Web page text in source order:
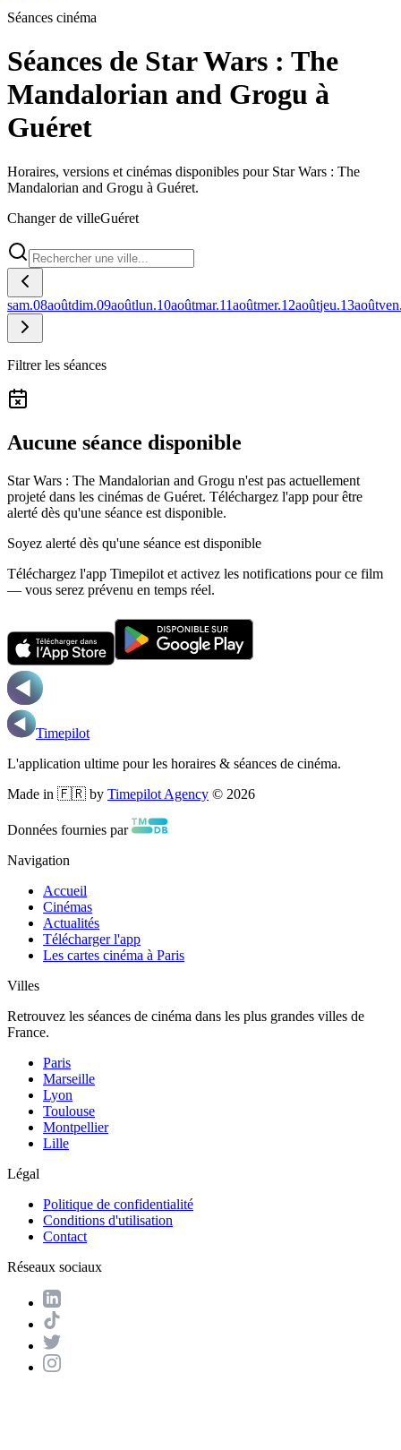
Séances cinéma
Séances de Star Wars : The
Mandalorian and Grogu à
Guéret
Horaires, versions et cinémas disponibles pour Star Wars : The
Mandalorian and Grogu à Guéret.
Changer de villeGuéret
sam.08aoûtdim.09aoûtlun.10aoûtmar.11aoûtmer.12aoûtjeu.13août
Filtrer les séances
Aucune séance disponible
Star Wars : The Mandalorian and Grogu n'est pas actuellement
projeté dans les cinémas de Guéret. Téléchargez l'app pour être
alerté dès qu'une séance est disponible.
Soyez alerté dès qu'une séance est disponible
Téléchargez l'app Timepilot et activez les notifications pour ce film
— vous serez prévenu en temps réel.
Timepilot
L'application ultime pour les horaires & séances de cinéma.
Made in 🇫🇷 by Timepilot Agency © 2026
Données fournies par
Navigation
Accueil
Cinémas
Actualités
Télécharger l'app
Les cartes cinéma à Paris
Villes
Retrouvez les séances de cinéma dans les plus grandes villes de
France.
Paris
Marseille
Lyon
Toulouse
Montpellier
Lille
Légal
Politique de confidentialité
Conditions d'utilisation
Contact
Réseaux sociaux